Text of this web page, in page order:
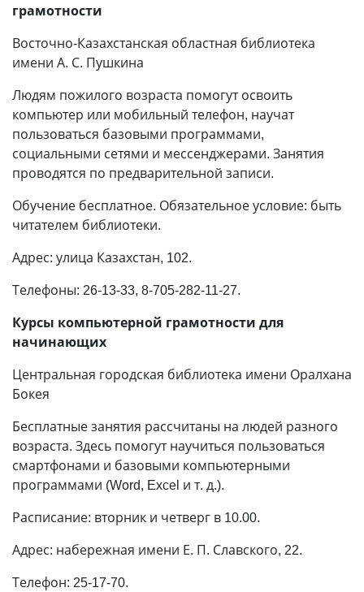
грамотности
Восточно-Казахстанская областная библиотека
имени А. С. Пушкина
Людям пожилого возраста помогут освоить
компьютер или мобильный телефон, научат
пользоваться базовыми программами,
социальными сетями и мессенджерами. Занятия
проводятся по предварительной записи.
Обучение бесплатное. Обязательное условие: быть
читателем библиотеки.
Адрес: улица Казахстан, 102.
Телефоны: 26-13-33, 8-705-282-11-27.
Курсы компьютерной грамотности для
начинающих
Центральная городская библиотека имени Оралхана
Бокея
Бесплатные занятия рассчитаны на людей разного
возраста. Здесь помогут научиться пользоваться
смартфонами и базовыми компьютерными
программами (Word, Excel и т. д.).
Расписание: вторник и четверг в 10.00.
Адрес: набережная имени Е. П. Славского, 22.
Телефон: 25-17-70.